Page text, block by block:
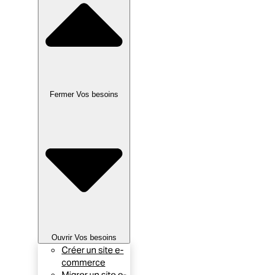
Fermer Vos besoins
Ouvrir Vos besoins
Créer un site e-
commerce